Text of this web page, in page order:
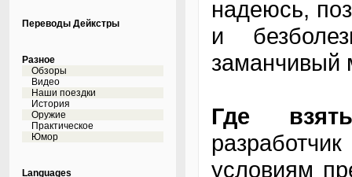
Переводы Дейкстры
Разное
Обзоры
Видео
Наши поездки
История
Оружие
Практическое
Юмор
Languages
надеюсь,
и
заманчивый
Где
условиям